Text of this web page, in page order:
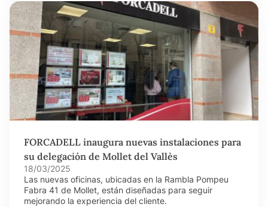
FORCADELL inaugura nuevas instalaciones para
su delegación de Mollet del Vallès
18/03/2025
Las nuevas oficinas, ubicadas en la Rambla Pompeu
Fabra 41 de Mollet, están diseñadas para seguir
mejorando la experiencia del cliente.